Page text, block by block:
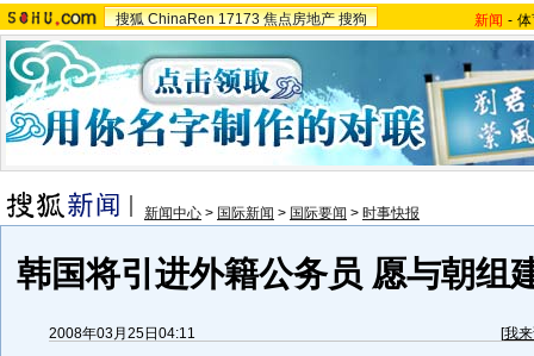
搜狐 ChinaRen 17173 焦点房地产 搜狗 新闻 -
新闻中心 > 国际新闻 > 国际要闻 > 时事快报
韩国将引进外籍公务员 愿与朝组
2008年03月25日04:11 [我